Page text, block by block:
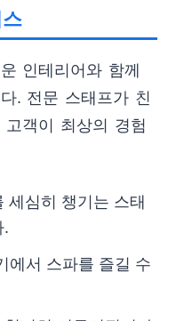
인테리어와 함께
. 전문 스태프가 친
객이 최상의 경험
세심히 챙기는 스태
.
에서 스파를 즐길 수